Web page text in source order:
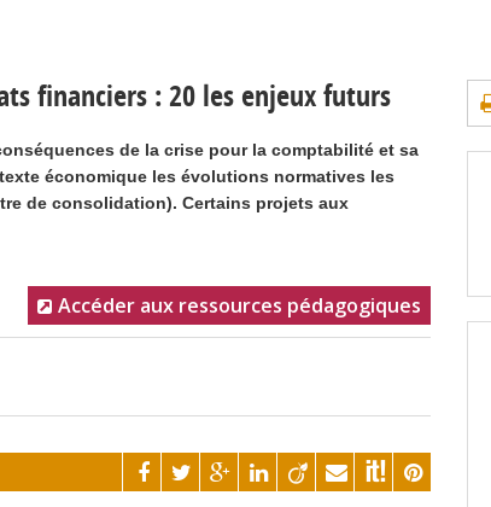
financiers : 20 les enjeux futurs
de la crise pour la comptabilité et sa
économique les évolutions normatives les
de consolidation). Certains projets aux
Accéder aux ressources pédagogiques